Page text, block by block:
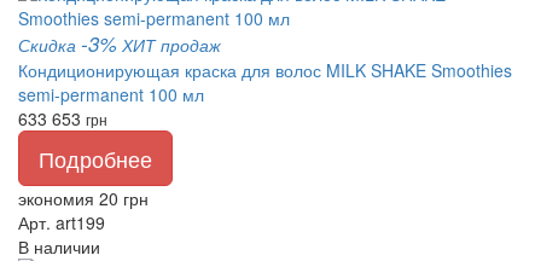
Скидка -3% ХИТ продаж
Кондиционирующая краска для волос MILK SHAKE Smoothies
semi-permanent 100 мл
633 653 грн
Подробнее
экономия 20 грн
Арт. art199
В наличии